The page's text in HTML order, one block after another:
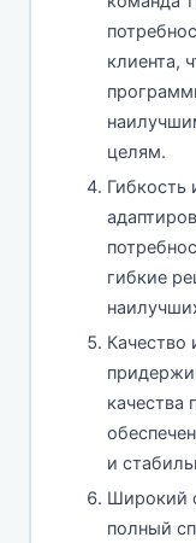
клиента,
целям.
Гибкость
гибкие
Качество
качества
и
Широкий
полный